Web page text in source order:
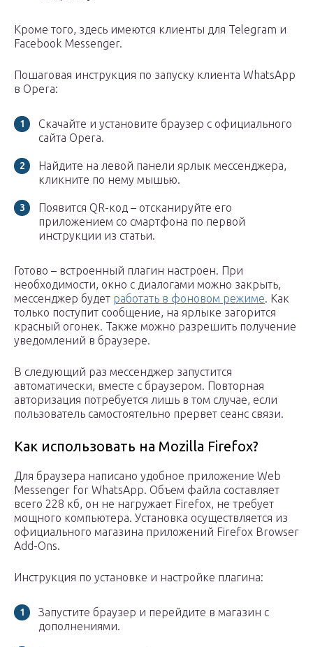
Кроме того, здесь имеются клиенты для Telegram и
Facebook Messenger.
Пошаговая инструкция по запуску клиента WhatsApp
в Opera:
Скачайте и установите браузер с официального
сайта Opera.
Найдите на левой панели ярлык мессенджера,
кликните по нему мышью.
Появится QR-код – отсканируйте его
приложением со смартфона по первой
инструкции из статьи.
Готово – встроенный плагин настроен. При
необходимости, окно с диалогами можно закрыть,
мессенджер будет работать в фоновом режиме. Как
только поступит сообщение, на ярлыке загорится
красный огонек. Также можно разрешить получение
уведомлений в браузере.
В следующий раз мессенджер запустится
автоматически, вместе с браузером. Повторная
авторизация потребуется лишь в том случае, если
пользователь самостоятельно прервет сеанс связи.
Как использовать на Mozilla Firefox?
Для браузера написано удобное приложение Web
Messenger for WhatsApp. Объем файла составляет
всего 228 кб, он не нагружает Firefox, не требует
мощного компьютера. Установка осуществляется из
официального магазина приложений Firefox Browser
Add-Ons.
Инструкция по установке и настройке плагина:
Запустите браузер и перейдите в магазин с
дополнениями.